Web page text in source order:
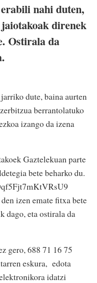
nahi duten,
direnek
Ostirala da
dute, baina aurten
berrantolatuko
izango da izena
Gaztelekuan parte
bete beharko du.
izen emate fitxa bete
dago, eta ostirala da
gero, 688 71 16 75
eskura, edota
idatzi